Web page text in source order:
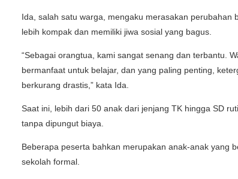
Ida, salah satu warga, mengaku merasakan perubahan
lebih kompak dan memiliki jiwa sosial yang bagus.
“Sebagai orangtua, kami sangat senang dan terbantu.
bermanfaat untuk belajar, dan yang paling penting,
berkurang drastis,” kata Ida.
Saat ini, lebih dari 50 anak dari jenjang TK hingga SD
tanpa dipungut biaya.
Beberapa peserta bahkan merupakan anak-anak yang
sekolah formal.